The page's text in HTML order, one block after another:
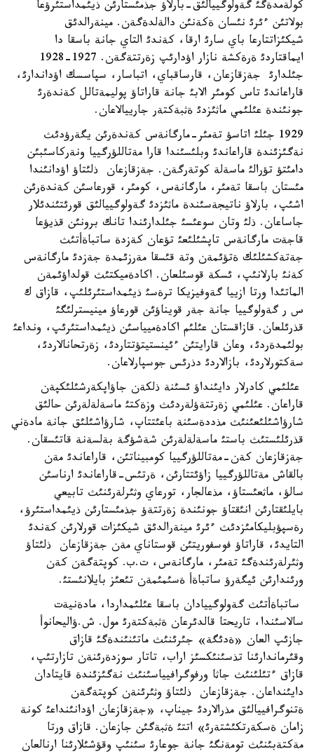
كولةمدةگئ گةولوگييالئق-بارلاؤ جذمئستارئن ذيئمداستئرؤعا
بولاتئن ءئرئ نئسان ةكةنئن دالةلدةگةن. مينةرالدئق
شيكئزاتتارعا باي سارئ ارقا، كةندئ التاي جانة باسقا دا
ايماقتاردئ ةرةكشة نازار اؤدارئپ زةرتتةگةن. 1927-1928
جئلدارئ جةزقازعان، قارساقباي، اتباسار، سپاسسك اؤداندارئ،
قاراعاندئ تاس كومئر الابئ جانة قاراتاؤ پوليمةتالل كةندةرئ
جونئندة عئلئمي ماثئزدئ ةثبةكتةر جارييالاعان.
1929 جئلئ اتاسؤ تةمئر-مارگانةس كةندةرئن يگةرؤدئث
نةگئزئندة قاراعاندئ وبلئسئندا قارا مةتاللؤرگييا ونةركاسئبئن
دامئتؤ تؤرالئ ماسةلة كوتةرگةن. جةزقازعان ذلئتاؤ اؤدانئندا
مئستان باسقا تةمئر، مارگانةس، كومئر، قورعاسئن كةندةرئن
اشئپ، بارلاؤ ناتيجةسئندة ماثئزدئ گةولوگييالئق قورئتئندئلار
جاساعان. ذلئ وتان سوعئسئ جئلدارئندا تانك برونئن قذيؤعا
قاجةت مارگانةس تاپشئلئعئ تؤعان كةزدة ساتباةأتئث
جةتةكشئلئك ةتؤئمةن وتة قئسقا مةرزئمدة جةزدئ مارگانةس
كةنئ بارلانئپ، ئسكة قوسئلعان. اكادةميكتئث قولداؤئمةن
الماتئدا ورتا ازييا گةوفيزيكا ترةسئ ذيئمداستئرئلئپ، قازاق ك
س ر گةولوگييا جانة جةر قويناؤئن قورعاؤ مينيسترلئگئ
قذرئلعان. قازاقستان عئلئم اكادةميياسئن ذيئمداستئرئپ، ونداعئ
بولئمدةردئ، وعان قارايتئن ءئينستيتؤتتاردئ، زةرتحانالاردئ،
سةكتورلاردئ، بازالاردئ دذرئس جوسپارلاعان.
عئلئمي كادرلار دايئنداؤ ئسئنة ذلكةن جاؤاپكةرشئلئكپةن
قاراعان. عئلئمي زةرتتةؤلةردئث وزةكتئ ماسةلةلةرئن حالئق
شارؤاشئلئعئنئث مذددةسئنة باعئتتاپ، شارؤاشئلئق جانة مادةني
قذرئلئستئث باستئ ماسةلةلةرئن شةشؤگة بةلسةنة قاتئسقان.
جةزقازعان كةن-مةتاللؤرگييا كومبيناتئن، قاراعاندئ مةن
بالقاش مةتاللؤرگييا زاؤئتتارئن، ةرتئس-قاراعاندئ ارناسئن
سالؤ، ماثعئستاؤ، مذعالجار، تورعاي وثئرلةرئنئث تابيعي
بايلئقتارئن انئقتاؤ جونئندة زةرتتةؤ جذمئستارئن ذيئمداستئرؤ،
رةسپؤبليكامئزدئث ءئرئ مينةرالدئق شيكئزات قورلارئن كةندئ
التايدئ، قاراتاؤ فوسفوريتئن قوستاناي مةن جةزقازعان ذلئتاؤ
وثئرلةرئندةگئ تةمئر، مارگانةس، ت.ب. كوپتةگةن كةن
ورئندارئن ئيگةرؤ ساتباةأ ةسئمئمةن تئعئز بايلانئستئ.
ساتباةأتئث گةولوگييادان باسقا عئلئمداردا، مادةنيةت
سالاسئندا، تاريحتا قالدئرعان ةثبةكتةرئ مول. ش.ؤاليحانوأ
جازئپ العان «ةدئگة» جئرئنئث ماتئنئندةگئ قازاق
وقئرماندارئنا تذسئنئكسئز اراب، تاتار سوزدةرئنةن تازارتئپ،
قازاق ءتئلئنئث جاثا ورفوگرافيياسئنئث نةگئزئندة قايتادان
دايئنداعان. جةزقازعان ذلئتاؤ وثئرئنةن كوپتةگةن
ةتنوگرافييالئق مذرالاردئ جيناپ، «جةزقازعان اؤدانئنداعئ كونة
زامان ةسكةرتكئشتةرئ» اتتئ ةثبةگئن جازعان. قازاق ورتا
مةكتةبئنئث تومةنگئ جانة جوعارئ سئنئپ وقؤشئلارئنا ارنالعان